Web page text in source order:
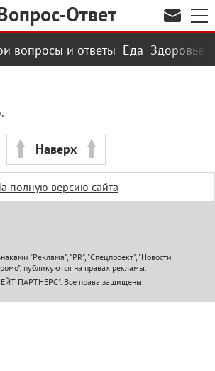
Ответ
вопросы и ответы Еда Здоровье
Наверх
полную версию сайта
"Реклама", "PR", "Спецпроект", "Новости
публикуются на правах рекламы.
ПАРТНЕРС". Все права защищены.